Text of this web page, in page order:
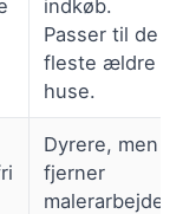
indkøb.
Passer til de
fleste ældre
huse.
Dyrere, men
fjerner
malerarbejdet